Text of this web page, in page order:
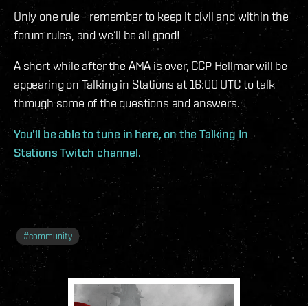
Only one rule - remember to keep it civil and within the
forum rules, and we’ll be all good!
A short while after the AMA is over, CCP Hellmar will be
appearing on Talking in Stations at 16:00 UTC to talk
through some of the questions and answers.
You'll be able to tune in here, on the Talking In
Stations Twitch channel.
#community